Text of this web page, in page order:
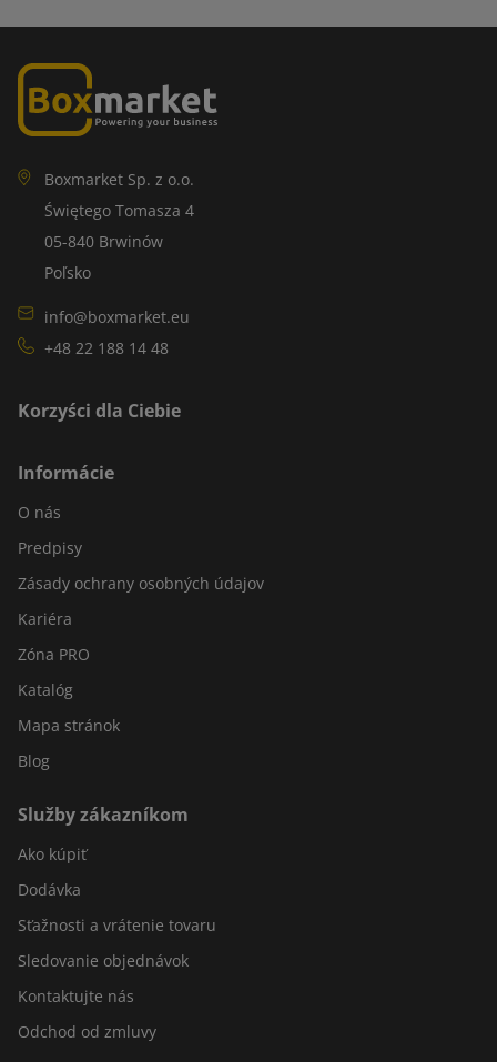
Boxmarket Sp. z o.o.
Świętego Tomasza 4
05-840 Brwinów
Poľsko
info@boxmarket.eu
+48 22 188 14 48
Korzyści dla Ciebie
Informácie
O nás
Predpisy
Zásady ochrany osobných údajov
Kariéra
Zóna PRO
Katalóg
Mapa stránok
Blog
Služby zákazníkom
Ako kúpiť
Dodávka
Sťažnosti a vrátenie tovaru
Sledovanie objednávok
Kontaktujte nás
Odchod od zmluvy